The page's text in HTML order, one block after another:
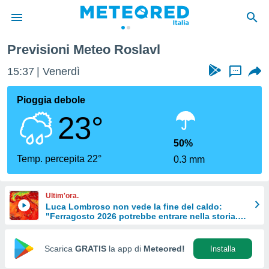
di
per
le
di
Web
Previsioni Meteo Roslavl
15:37 Venerdì ...
Pioggia debole
23°
Temp. percepita 22°
50%
0.3 mm
Ultim'ora.
Luca Lombroso non vede la fine del caldo:
"Ferragosto 2026 potrebbe entrare nella storia.
Scarica GRATIS la app di Meteored! Installa